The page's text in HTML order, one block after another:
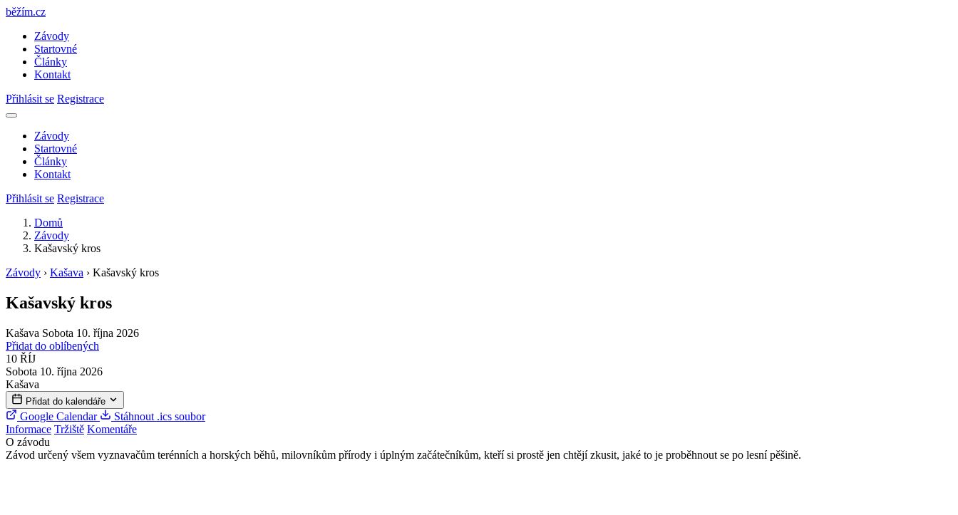
běžím.cz
Závody
Startovné
Články
Kontakt
Přihlásit se Registrace
Závody
Startovné
Články
Kontakt
Přihlásit se Registrace
Domů
Závody
Kašavský kros
Závody › Kašava › Kašavský kros
Kašavský kros
Kašava Sobota 10. října 2026
Přidat do oblíbených
10 ŘÍJ
Sobota 10. října 2026
Kašava
Přidat do kalendáře
Google Calendar
Stáhnout .ics soubor
Informace Tržiště Komentáře
O závodu
Závod určený všem vyznavačům terénních a horských běhů, milovníkům přírody i úplným začátečníkům, kteří si prostě jen chtějí zkusit, jaké to je proběhnout se po lesní pěšině.